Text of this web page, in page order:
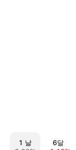
1 날
6달